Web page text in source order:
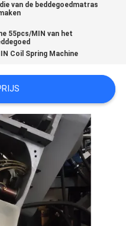
van de beddegoedmatras
55pcs/MIN van het
Coil Spring Machine